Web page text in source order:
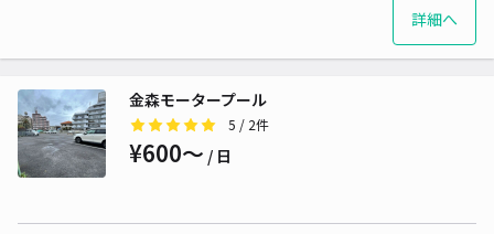
詳細へ
金森モータープール
5 / 2件
¥600〜 / 日